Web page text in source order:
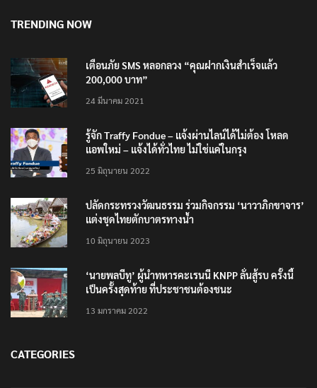
TRENDING NOW
เตือนภัย SMS หลอกลวง “คุณฝากเงินสำเร็จแล้ว
200,000 บาท”
24 มีนาคม 2021
รู้จัก Traffy Fondue – แจ้งผ่านไลน์ได้ไม่ต้อง โหลด
แอพใหม่ – แจ้งได้ทั่วไทย ไม่ใช่แค่ในกรุง
25 มิถุนายน 2022
ปลัดกระทรวงวัฒนธรรม ร่วมกิจกรรม ‘นาวาภิกขาจาร’
แต่งชุดไทยตักบาตรทางน้ำ
10 มิถุนายน 2023
‘นายพลบีทู’ ผู้นำทหารคะเรนนี KNPP ลั่นสู้รบ ครั้งนี้
เป็นครั้งสุดท้าย ที่ประชาชนต้องชนะ
13 มกราคม 2022
CATEGORIES